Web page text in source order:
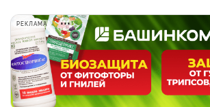
РЕКЛАМА